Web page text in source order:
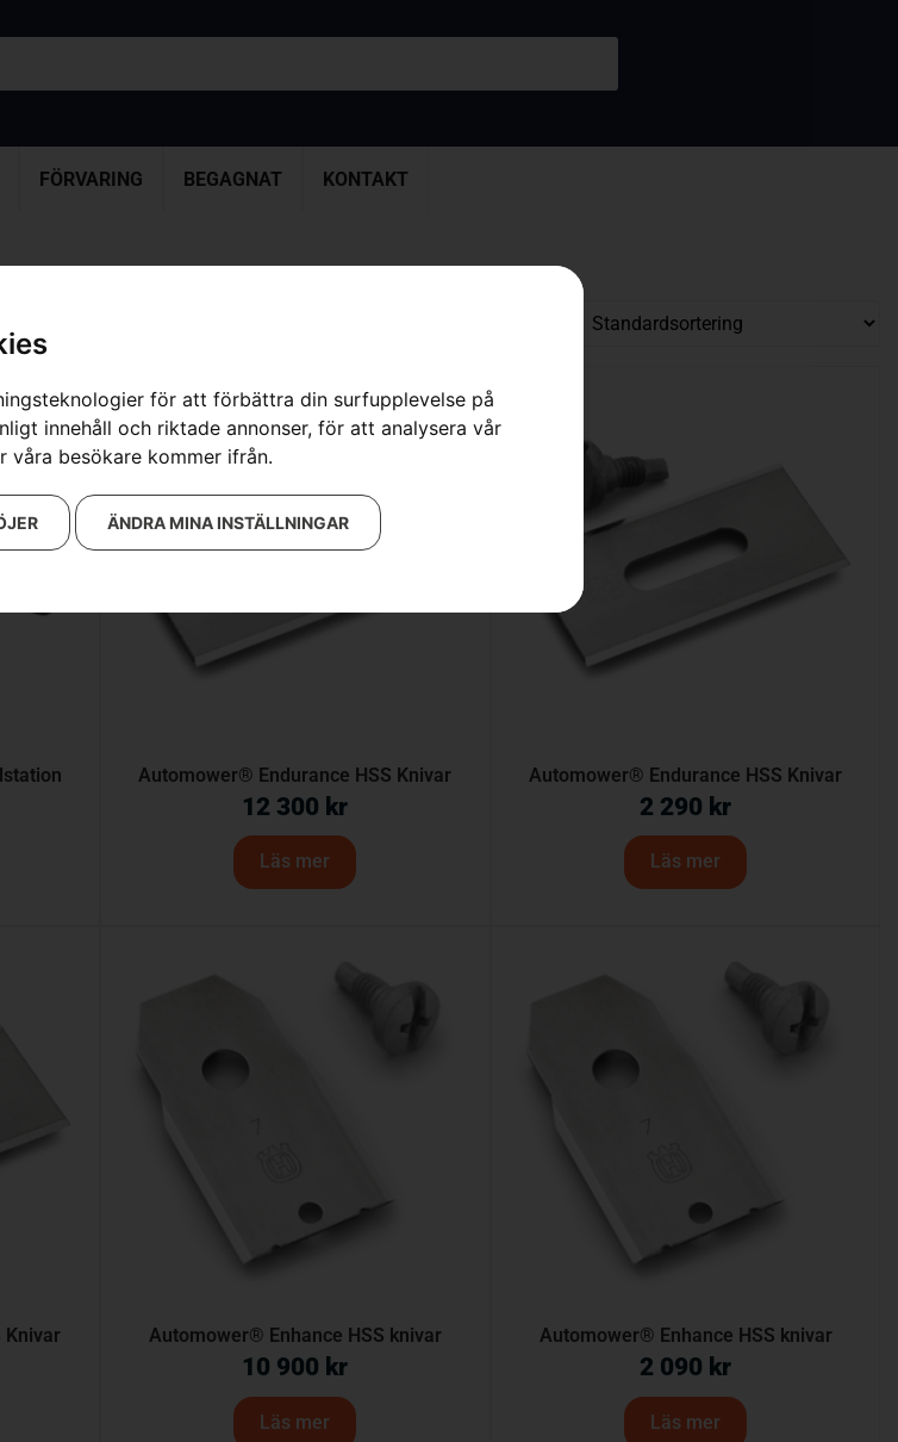
för att förbättra din surfupplevelse på
innehåll och riktade annonser, för att analysera vår
besökare kommer ifrån.
ÄNDRA MINA INSTÄLLNINGAR
FÖRVARING BEGAGNAT KONTAKT
Automower® Endurance HSS Knivar
12 300 kr
Läs mer
Automower® Endurance HSS Knivar
2 290 kr
Läs mer
Knivar Automower® Enhance HSS knivar
10 900 kr
Läs mer
Automower® Enhance HSS knivar
2 090 kr
Läs mer